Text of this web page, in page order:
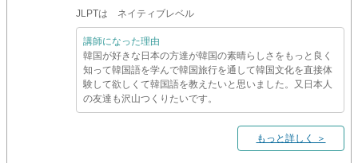
JLPTは ネイティブレベル
講師になった理由
韓国が好きな日本の方達が韓国の素晴らしさをもっと良く
知って韓国語を学んで韓国旅行を通して韓国文化を直接体
験して欲しくて韓国語を教えたいと思いました。又日本人
の友達も沢山つくりたいです。
もっと詳しく ＞